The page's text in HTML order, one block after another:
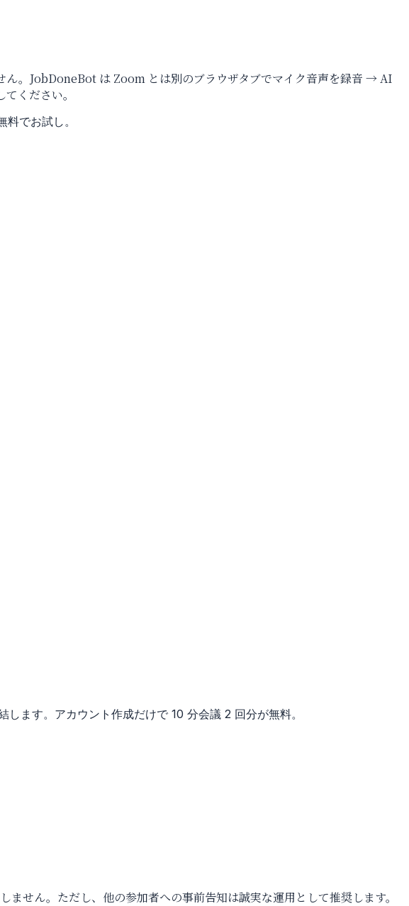
。JobDoneBot は Zoom とは別のブラウザタブでマイク音声を録音 → AI
ください。
でお試し。
ます。アカウント作成だけで 10 分会議 2 回分が無料。
せん。ただし、他の参加者への事前告知は誠実な運用として推奨します。